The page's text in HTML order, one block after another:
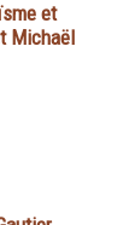
et
Michaël